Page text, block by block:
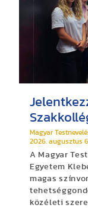
Magyar
2026. augusztus 6.
A Magyar
Egyetem
magas
közéleti